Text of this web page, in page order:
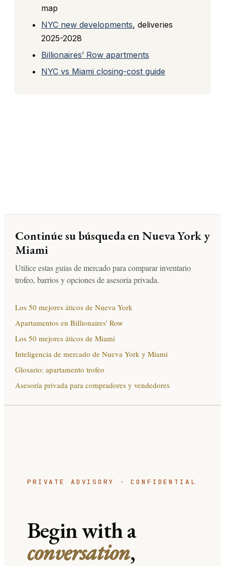
map
NYC new developments, deliveries
2025-2028
Billionaires’ Row apartments
NYC vs Miami closing-cost guide
Continúe su búsqueda en Nueva York y
Miami
Utilice estas guías de mercado para comparar inventario
trofeo, barrios y opciones de asesoría privada.
Los 50 mejores áticos de Nueva York
Apartamentos en Billionaires' Row
Los 50 mejores áticos de Miami
Inteligencia de mercado de Nueva York y Miami
Glosario: apartamento trofeo
Asesoría privada para compradores y vendedores
PRIVATE ADVISORY · CONFIDENTIAL
Begin with a
conversation,